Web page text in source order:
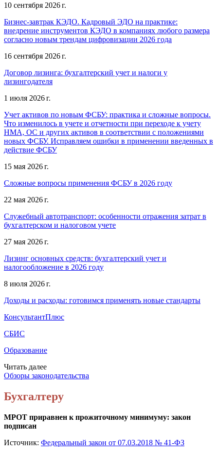
10 сентября 2026 г.
Бизнес-завтрак КЭДО. Кадровый ЭДО на практике:
внедрение инструментов КЭДО в компаниях любого размера
согласно новым трендам цифровизации 2026 года
16 сентября 2026 г.
Договор лизинга: бухгалтерский учет и налоги у
лизингодателя
1 июля 2026 г.
Учет активов по новым ФСБУ: практика и сложные вопросы.
Что изменилось в учете и отчетности при переходе к учету
НМА, ОС и других активов в соответствии с положениями
новых ФСБУ. Исправляем ошибки в применении введенных в
действие ФСБУ
15 мая 2026 г.
Сложные вопросы применения ФСБУ в 2026 году
22 мая 2026 г.
Служебный автотранспорт: особенности отражения затрат в
бухгалтерском и налоговом учете
27 мая 2026 г.
Лизинг основных средств: бухгалтерский учет и
налогообложение в 2026 году
8 июля 2026 г.
Доходы и расходы: готовимся применять новые стандарты
КонсультантПлюс
СБИС
Образование
Читать далее
Обзоры законодательства
Бухгалтеру
МРОТ приравнен к прожиточному минимуму: закон
подписан
Источник: Федеральный закон от 07.03.2018 № 41-ФЗ